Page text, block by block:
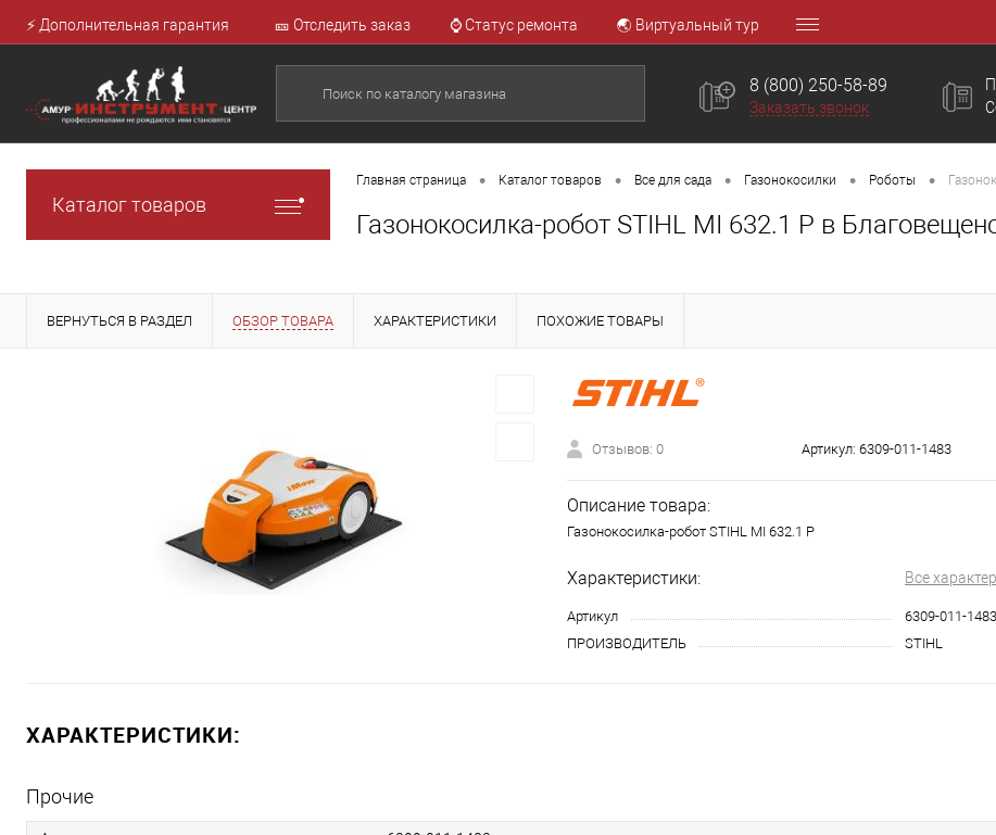
⚡ Дополнительная гарантия 🎫 Отследить заказ ⌚ Статус ремонта 🌏 Виртуальный тур
8 (800) 250-58-89
Заказать звонок
Каталог товаров
Главная страница • Каталог товаров • Все для сада • Газонокосилки • Роботы •
Газонокосилка-робот STIHL MI 632.1 P в
ВЕРНУТЬСЯ В РАЗДЕЛ ОБЗОР ТОВАРА ХАРАКТЕРИСТИКИ ПОХОЖИЕ ТОВАРЫ
Отзывов: 0 Артикул: 6309-011-1483
Описание товара:
Газонокосилка-робот STIHL MI 632.1 P
Характеристики: Все
Артикул
6309-011-1483
ПРОИЗВОДИТЕЛЬ
STIHL
ХАРАКТЕРИСТИКИ:
Прочие